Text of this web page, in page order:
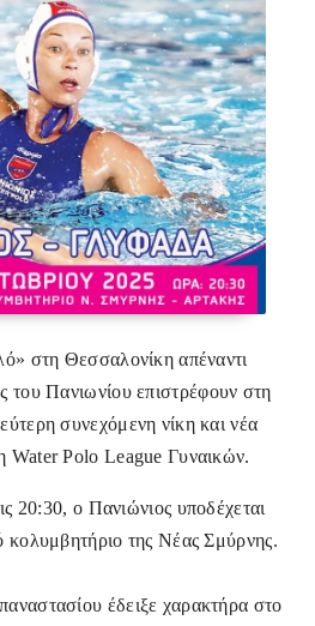
στη Θεσσαλονίκη απέναντι
του Πανιωνίου επιστρέφουν στη
συνεχόμενη νίκη και νέα
Water Polo League Γυναικών.
20:30, ο Πανιώνιος υποδέχεται
κολυμβητήριο της Νέας Σμύρνης.
έδειξε χαρακτήρα στο